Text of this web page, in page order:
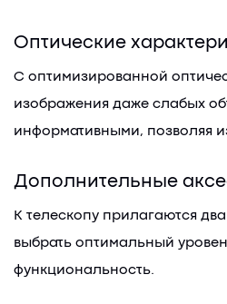
Оптические
С оптимизированной
изображения даже слабых
информативными, позволяя
Дополнительные
К телескопу прилагаются
выбрать оптимальный
функциональность.